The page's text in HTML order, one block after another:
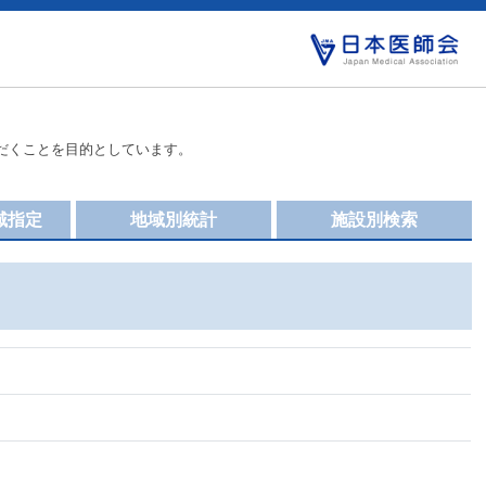
ことを目的としています。
施設別検索
地域別統計
指定